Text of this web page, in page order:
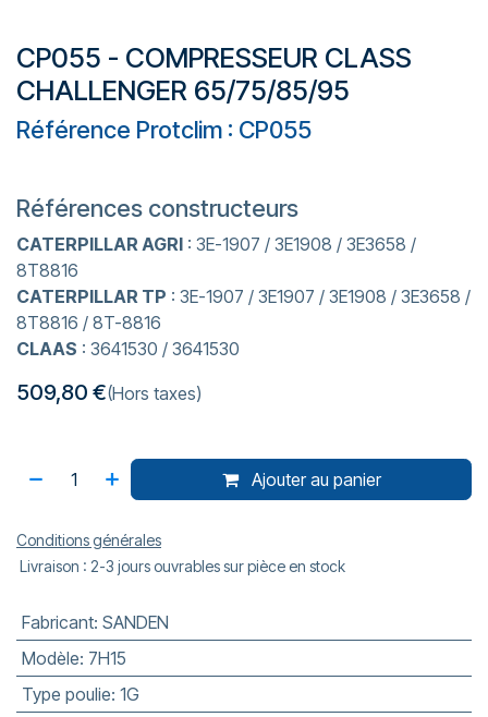
CP055 - COMPRESSEUR CLASS
CHALLENGER 65/75/85/95
Référence Protclim : CP055
Références constructeurs
CATERPILLAR AGRI : 3E-1907 / 3E1908 / 3E3658 /
8T8816
CATERPILLAR TP : 3E-1907 / 3E1907 / 3E1908 / 3E3658 /
8T8816 / 8T-8816
CLAAS : 3641530 / 3641530
509,80 €(Hors taxes)
Ajouter au panier
Conditions générales
Livraison : 2-3 jours ouvrables sur pièce en stock
Fabricant: SANDEN
Modèle: 7H15
Type poulie: 1G